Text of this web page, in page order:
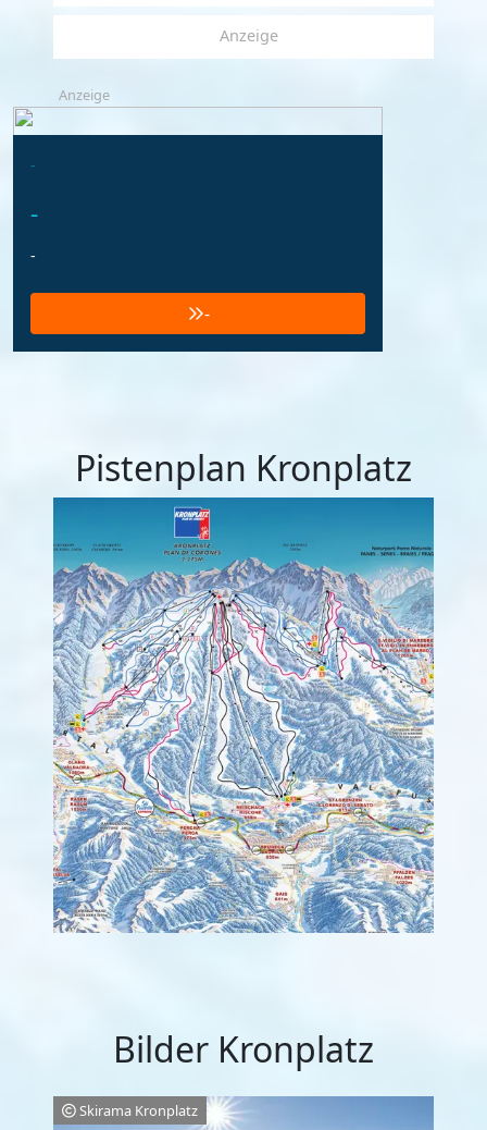
Anzeige
Anzeige
-
-
-
-
Pistenplan Kronplatz
Bilder Kronplatz
Skirama Kronplatz